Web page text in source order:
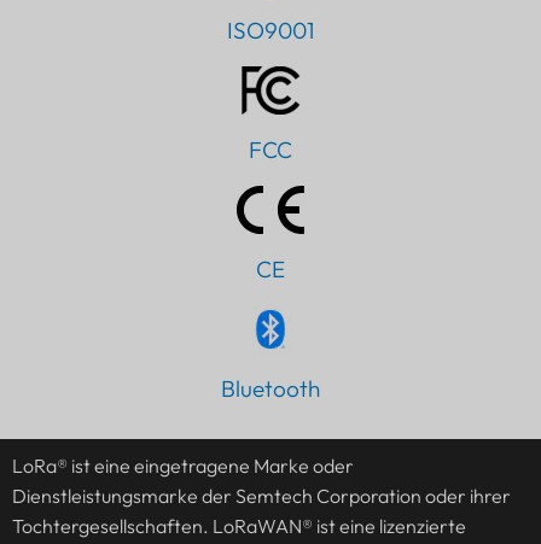
ISO9001
FCC
CE
Bluetooth
LoRa® ist eine eingetragene Marke oder
Dienstleistungsmarke der Semtech Corporation oder ihrer
Tochtergesellschaften. LoRaWAN® ist eine lizenzierte